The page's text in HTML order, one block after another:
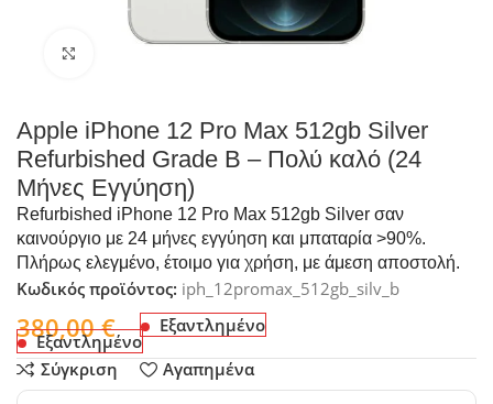
Apple iPhone 12 Pro Max 512gb Silver
Refurbished Grade B – Πολύ καλό (24
Μήνες Εγγύηση)
Refurbished iPhone 12 Pro Max 512gb Silver σαν
καινούργιο με 24 μήνες εγγύηση και μπαταρία >90%.
Πλήρως ελεγμένο, έτοιμο για χρήση, με άμεση αποστολή.
Κωδικός προϊόντος: iph_12promax_512gb_silv_b
380,00€ Εξαντλημένο
Εξαντλημένο
Σύγκριση
Αγαπημένα